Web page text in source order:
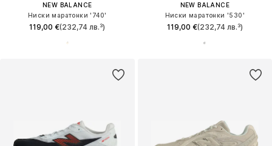
NEW BALANCE
Ниски маратонки '740'
119,00 €(232,74 лв.³)
NEW BALANCE
Ниски маратонки '530'
119,00 €(232,74 лв.³)